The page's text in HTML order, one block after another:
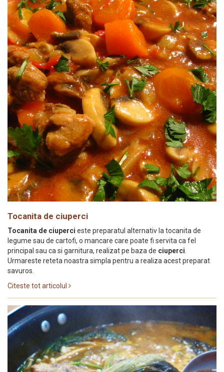
Tocanita de ciuperci
Tocanita de ciuperci este preparatul alternativ la tocanita de
legume sau de cartofi, o mancare care poate fi servita ca fel
principal sau ca si garnitura, realizat pe baza de ciuperci
Urmareste reteta noastra simpla pentru a realiza acest preparat
savuros.
Citeste tot articolul